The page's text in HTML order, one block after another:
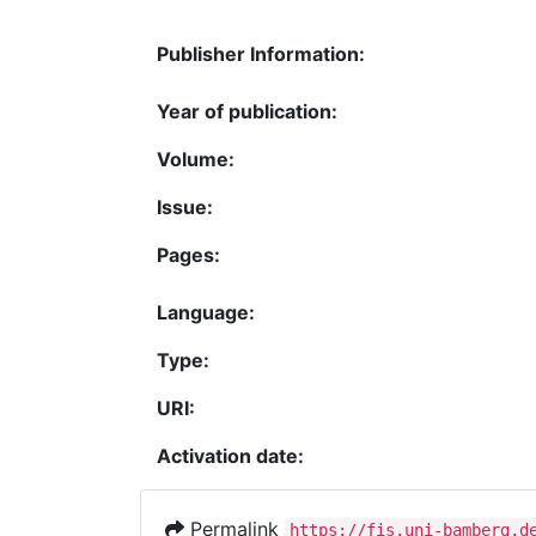
Publisher Information:
Year of publication:
Volume:
Issue:
Pages:
Language:
Type:
URI:
Activation date:
Permalink https://fis.uni-